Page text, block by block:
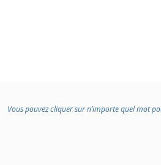
Vous pouvez cliquer sur n’importe quel mot